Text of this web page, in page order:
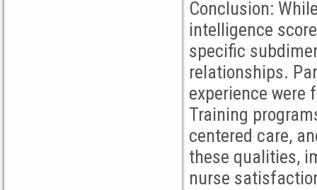
Conclusion:
intelligence
specific
relationships.
experience
Training
centered care,
these qualities,
nurse